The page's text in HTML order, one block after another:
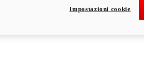
Impostazioni cookie